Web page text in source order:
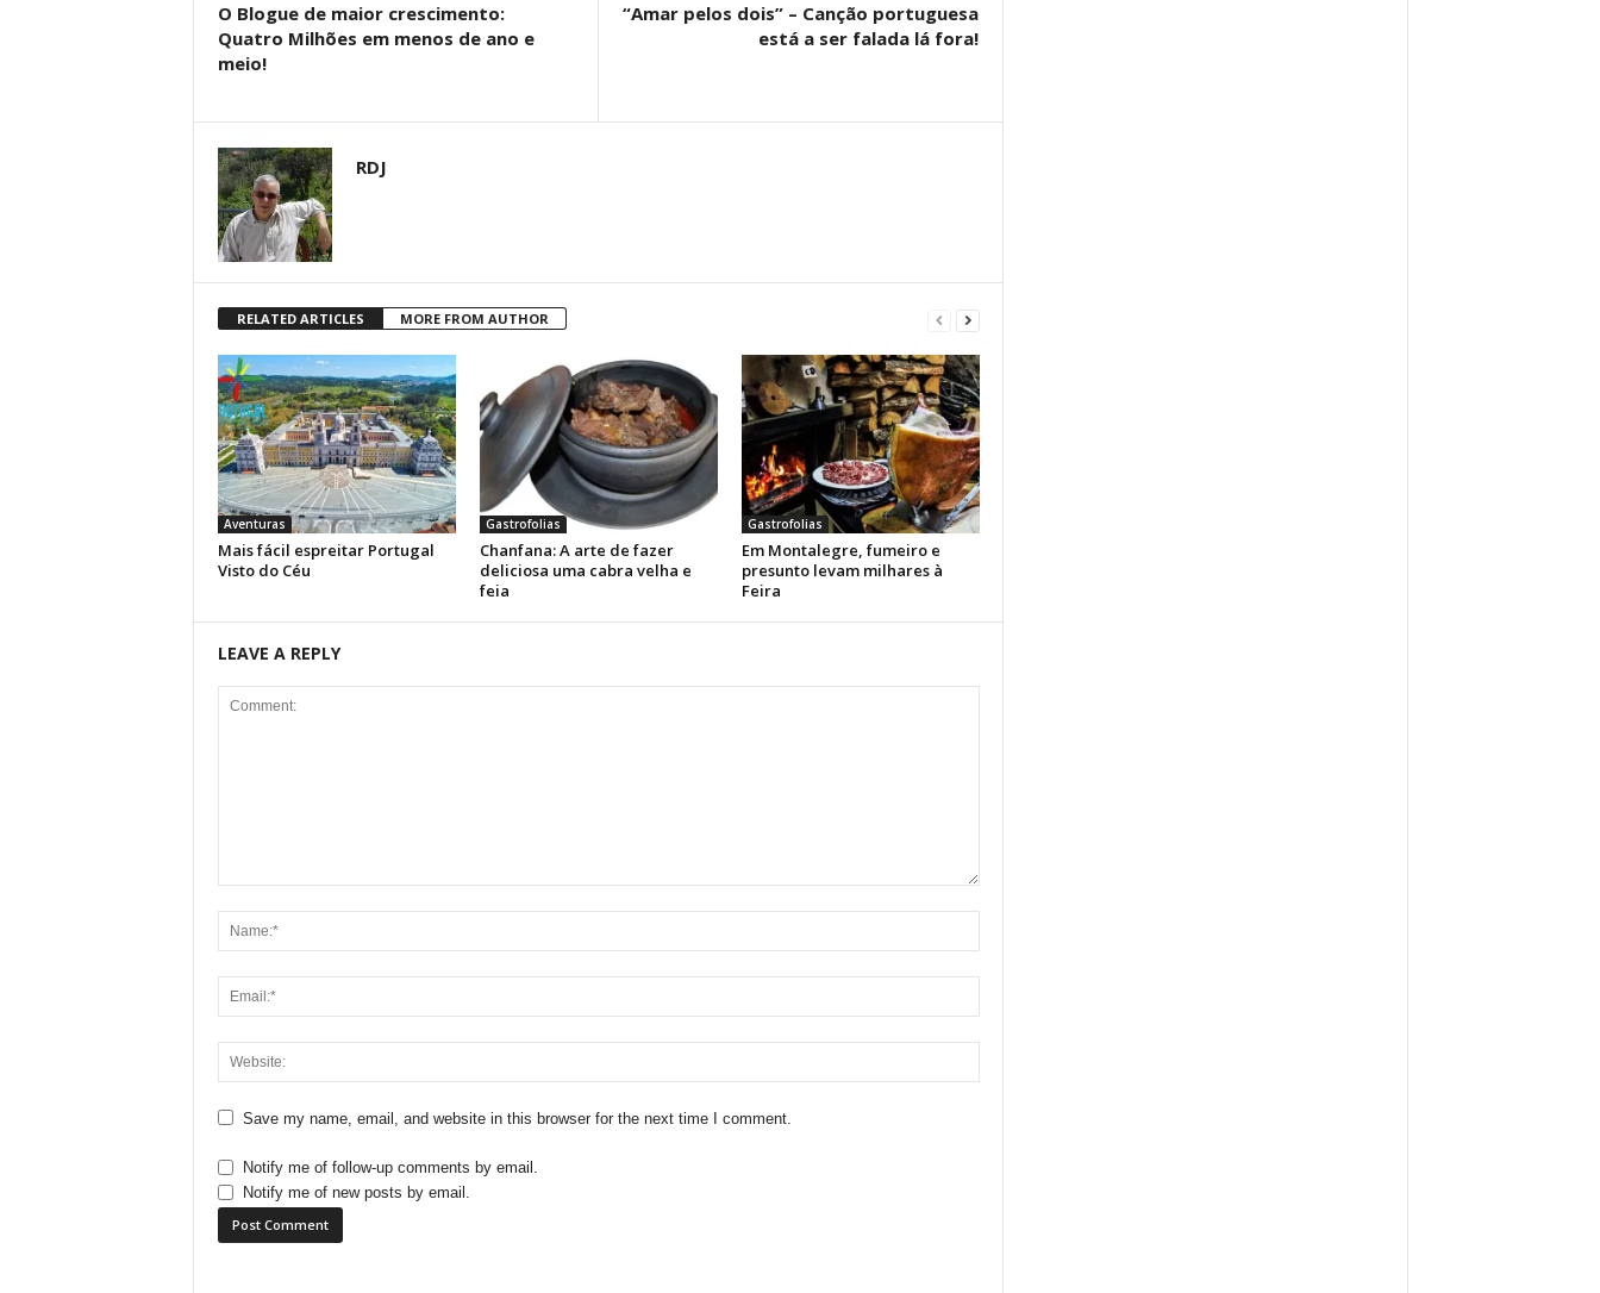
O Blogue de maior crescimento:
Quatro Milhões em menos de ano e
meio!
“Amar pelos dois” – Canção portuguesa
está a ser falada lá fora!
RDJ
RELATED ARTICLES MORE FROM AUTHOR
Aventuras
Mais fácil espreitar Portugal
Visto do Céu
Gastrofolias
Chanfana: A arte de fazer
deliciosa uma cabra velha e
feia
Gastrofolias
Em Montalegre, fumeiro e
presunto levam milhares à
Feira
LEAVE A REPLY
Save my name, email, and website in this browser for the next time I comment.
Notify me of follow-up comments by email.
Notify me of new posts by email.